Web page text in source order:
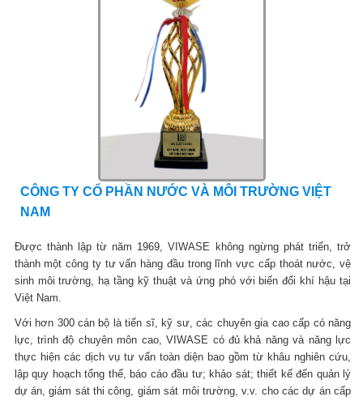
CÔNG TY CỔ PHẦN NƯỚC VÀ MÔI TRƯỜNG VIỆT
NAM
Được thành lập từ năm 1969, VIWASE không ngừng phát triển, trở
thành một công ty tư vấn hàng đầu trong lĩnh vực cấp thoát nước, vệ
sinh môi trường, hạ tầng kỹ thuật và ứng phó với biến đổi khí hậu tại
Việt Nam.
Với hơn 300 cán bộ là tiến sĩ, kỹ sư, các chuyên gia cao cấp có năng
lực, trình độ chuyên môn cao, VIWASE có đủ khả năng và năng lực
thực hiện các dịch vụ tư vấn toàn diện bao gồm từ khâu nghiên cứu,
lập quy hoạch tổng thể, báo cáo đầu tư; khảo sát; thiết kế đến quản lý
dự án, giám sát thi công, giám sát môi trường, v.v. cho các dự án cấp